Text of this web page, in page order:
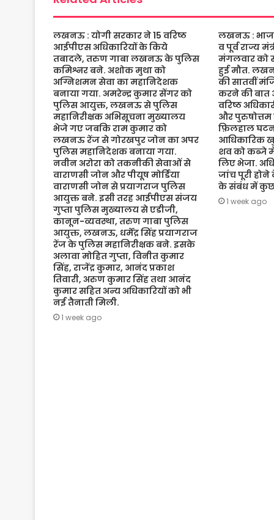
लखनऊ : योगी सरकार ने 15 वरिष्ठ
आईपीएस अधिकारियों के किये
तबादले, तरुण गाबा लखनऊ के पुलिस
कमिश्नर बने. अशोक मुथा को
अग्निशमन सेवा का महानिदेशक
बनाया गया. अमरेन्द्र कुमार सेंगर को
पुलिस आयुक्त, लखनऊ से पुलिस
महानिरीक्षक अभिसूचना मुख्यालय
भेजे गए जबकि राम कुमार को
लखनऊ रेंज से गोरखपुर जोन का अपर
पुलिस महानिदेशक बनाया गया.
नवीन अरोरा को तकनीकी सेवाओं से
वाराणसी जोन और पीयूष मोर्डिया
वाराणसी जोन से प्रयागराज पुलिस
आयुक्त बने. इसी तरह आईपीएस संजय
गुप्ता पुलिस मुख्यालय से एडीजी,
कानून-व्यवस्था, तरुण गाबा पुलिस
आयुक्त, लखनऊ, धर्मेंद्र सिंह प्रयागराज
रेंज के पुलिस महानिरीक्षक बने. इसके
अलावा मोहित गुप्ता, विनीत कुमार
सिंह, राजेंद्र कुमार, आनंद प्रकाश
तिवारी, अरुण कुमार सिंह तथा आनंद
कुमार सहित अन्य अधिकारियों को भी
नई तैनाती मिली.
1 week ago
लखनऊ :
व पूर्व राज्य
मंगलवार को
हुई मौत.
की सातवीं
करने की
वरिष्ठ
और
फ़िलहाल
आधिकारिक
शव को कब्जे
लिए भेजा.
जांच पूरी होने
के संबंध में कुछ
1 week ago